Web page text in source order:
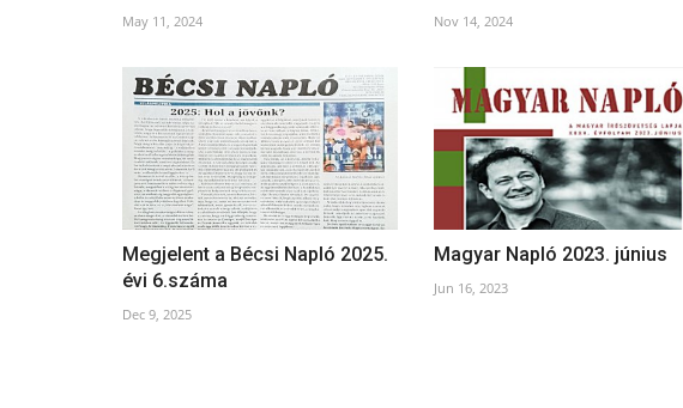
May 11, 2024 Nov 14, 2024
Megjelent a Bécsi Napló 2025.
évi 6.száma
Dec 9, 2025
Magyar Napló 2023. június
Jun 16, 2023